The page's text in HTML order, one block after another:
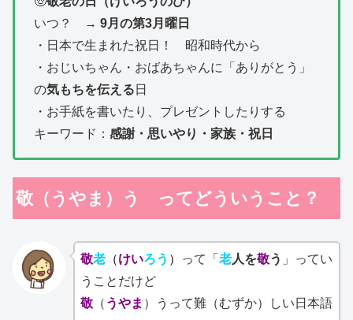
いつ？ → 9月の第3月曜日
・日本で生まれた祝日！ 昭和時代から
・おじいちゃん・おばあちゃんに「ありがとう」
の気もちを伝える 日
・お手紙を書いたり、プレゼントしたりする
キーワード： 感謝・思いやり・家族・祝日
敬（うやま）う ってどういうこと？
敬老（けいろう ） って「 老人を敬う 」ってい
うことだけど
敬（ うやま ）うって難（むずか）しい日本語